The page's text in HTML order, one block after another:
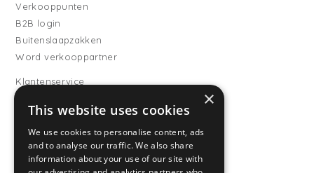
Verkooppunten
B2B login
Buitenslaapzakken
Word verkooppartner
Klantenservice
Verzending
Retourneren
Betaalmethodes
Algemene voorwaarden
×
This website uses cookies
We use cookies to personalise content, ads
and to analyse our traffic. We also share
information about your use of our site with